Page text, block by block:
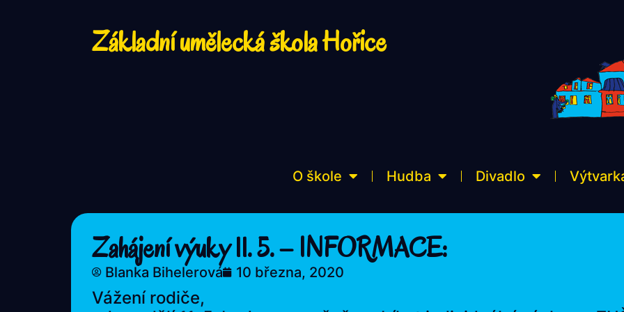
Základní umělecká škola Hořice
O škole Hudba Divadlo
Zahájení výuky 11. 5. – INFORMACE:
Blanka Bihelerová 10 března, 2020
Vážení rodiče,